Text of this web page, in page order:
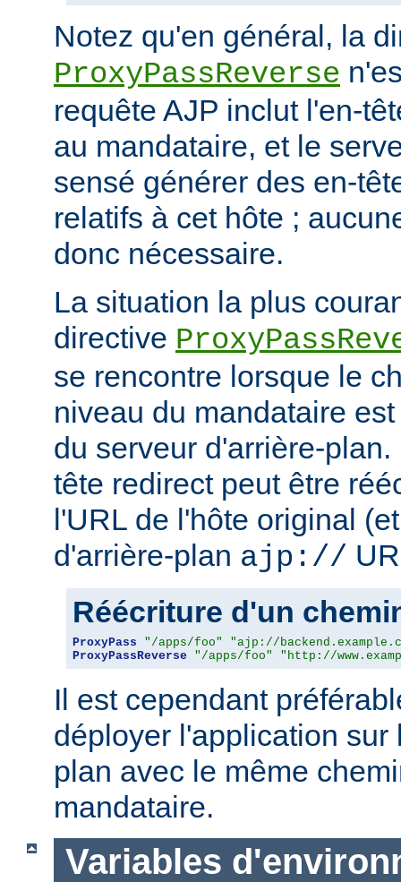
Notez qu'en général, la
ProxyPassReverse
requête AJP inclut l'en-
au mandataire, et le
sensé générer des en-
relatifs à cet hôte ;
donc nécessaire.
La situation la plus
directive
se rencontre lorsque le
niveau du mandataire
du serveur d'arrière-
tête redirect peut être
l'URL de l'hôte original
d'arrière-plan ajp://
Réécriture d'un
ProxyPass "/apps/foo"
"ajp://
ProxyPassReverse
"/apps/foo" "http://
Il est cependant
déployer l'application sur
plan avec le même
mandataire.
Variables